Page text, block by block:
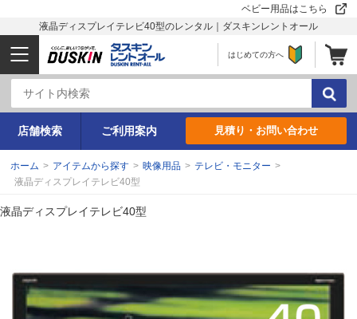
ベビー用品はこちら
液晶ディスプレイテレビ40型のレンタル｜ダスキンレントオール
はじめての方へ
店舗検索 ご利用案内 見積り・お問い合わせ
ホーム > アイテムから探す > 映像用品 > テレビ・モニター >
液晶ディスプレイテレビ40型
液晶ディスプレイテレビ40型